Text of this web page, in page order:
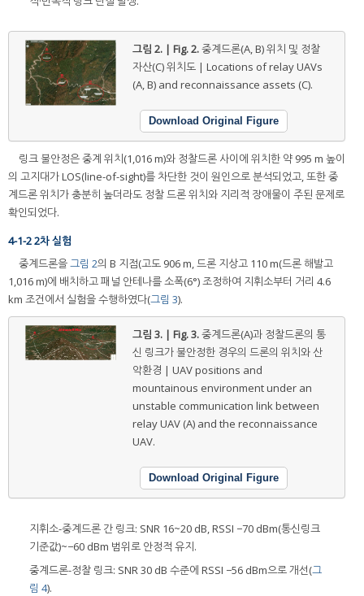
그림 2. | Fig. 2.중계드론(A, B) 위치 및 정찰
자산(C) 위치도 | Locations of relay UAVs
(A, B) and reconnaissance assets (C).
Download Original Figure
링크 불안정은 중계 위치(1,016 m)와 정찰드론 사이에 위치한 약 995 m 높이
의 고지대가 LOS(line-of-sight)를 차단한 것이 원인으로 분석되었고, 또한 중
계드론 위치가 충분히 높더라도 정찰 드론 위치와 지리적 장애물이 주된 문제로
확인되었다.
4-1-2 2차 실험
중계드론을그림 2의 B 지점(고도 906 m, 드론 지상고 110 m(드론 해발고
1,016 m)에 배치하고 패널 안테나를 소폭(6°) 조정하여 지휘소부터 거리 4.6
km 조건에서 실험을 수행하였다(그림 3).
그림 3. | Fig. 3.중계드론(A)과 정찰드론의 통
신 링크가 불안정한 경우의 드론의 위치와 산
악환경 | UAV positions and
mountainous environment under an
unstable communication link between
relay UAV (A) and the reconnaissance
UAV.
Download Original Figure
지휘소-중계드론 간 링크: SNR 16~20 dB, RSSI −70 dBm(통신링크
기준값)~−60 dBm 범위로 안정적 유지.
중계드론-정찰 링크: SNR 30 dB 수준에 RSSI −56 dBm으로 개선(그
림 4).